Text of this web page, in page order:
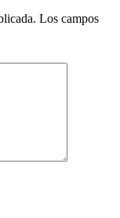
Los campos